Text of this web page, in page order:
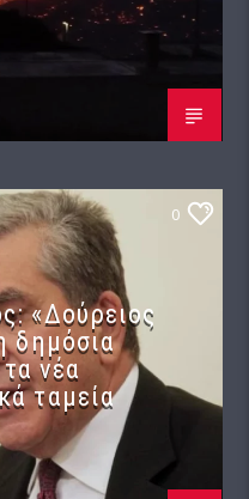
0
«Δούρειος
δημόσια
νέα
ταμεία